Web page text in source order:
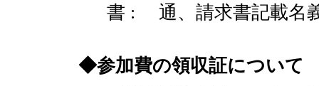
書 : 通、請求書記載名
◆参加費の領収証について